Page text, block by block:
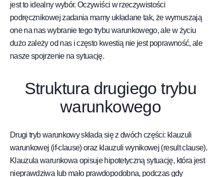
jest to idealny wybór. Oczywiści w rzeczywistości
podręcznikowej zadania mamy układane tak, że wymuszają
one na nas wybranie tego trybu warunkowego, ale w życiu
dużo zależy od nas i często kwestią nie jest poprawność, ale
nasze spojrzenie na sytuację.
Struktura drugiego trybu
warunkowego
Drugi tryb warunkowy składa się z dwóch części: klauzuli
warunkowej (if-clause) oraz klauzuli wynikowej (result clause).
Klauzula warunkowa opisuje hipotetyczną sytuację, która jest
nieprawdziwa lub mało prawdopodobna, podczas gdy